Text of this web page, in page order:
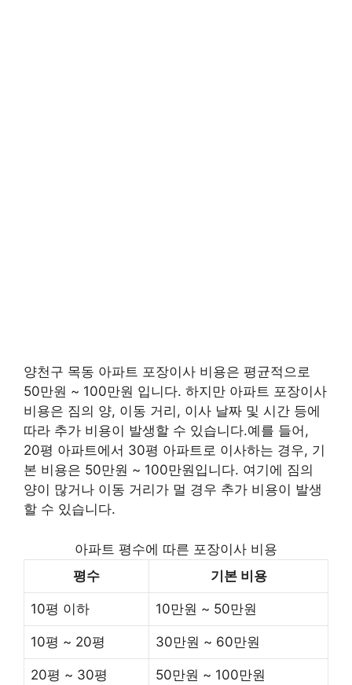
양천구 목동 아파트 포장이사 비용은 평균적으로
50만원 ~ 100만원 입니다. 하지만 아파트 포장이사
비용은 짐의 양, 이동 거리, 이사 날짜 및 시간 등에
따라 추가 비용이 발생할 수 있습니다.예를 들어,
20평 아파트에서 30평 아파트로 이사하는 경우, 기
본 비용은 50만원 ~ 100만원입니다. 여기에 짐의
양이 많거나 이동 거리가 멀 경우 추가 비용이 발생
할 수 있습니다.
아파트 평수에 따른 포장이사 비용
평수
기본 비용
10평 이하 10만원 ~ 50만원
10평 ~ 20평 30만원 ~ 60만원
20평 ~ 30평 50만원 ~ 100만원